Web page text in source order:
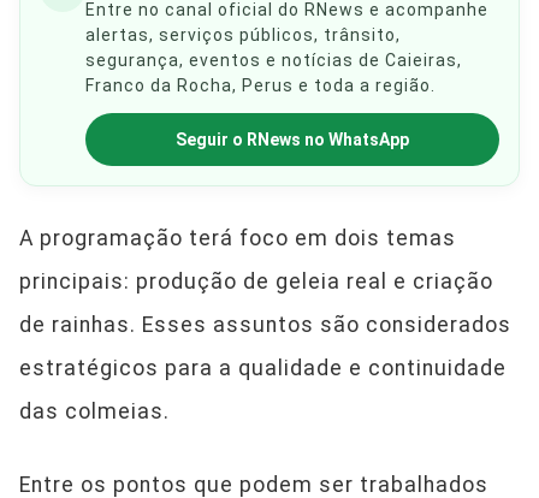
Entre no canal oficial do RNews e acompanhe
alertas, serviços públicos, trânsito,
segurança, eventos e notícias de Caieiras,
Franco da Rocha, Perus e toda a região.
Seguir o RNews no WhatsApp
A programação terá foco em dois temas
principais: produção de geleia real e criação
de rainhas. Esses assuntos são considerados
estratégicos para a qualidade e continuidade
das colmeias.
Entre os pontos que podem ser trabalhados